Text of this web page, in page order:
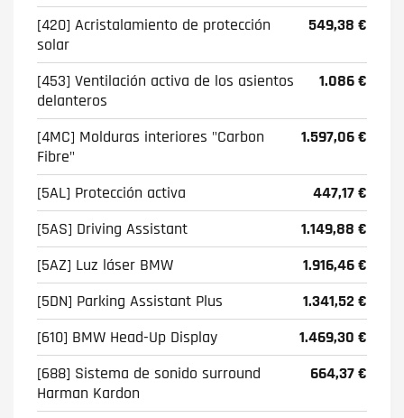
[420] Acristalamiento de protección
solar
549,38 €
[453] Ventilación activa de los asientos
delanteros
1.086 €
[4MC] Molduras interiores "Carbon
Fibre"
1.597,06 €
[5AL] Protección activa
447,17 €
[5AS] Driving Assistant
1.149,88 €
[5AZ] Luz láser BMW
1.916,46 €
[5DN] Parking Assistant Plus
1.341,52 €
[610] BMW Head-Up Display
1.469,30 €
[688] Sistema de sonido surround
Harman Kardon
664,37 €